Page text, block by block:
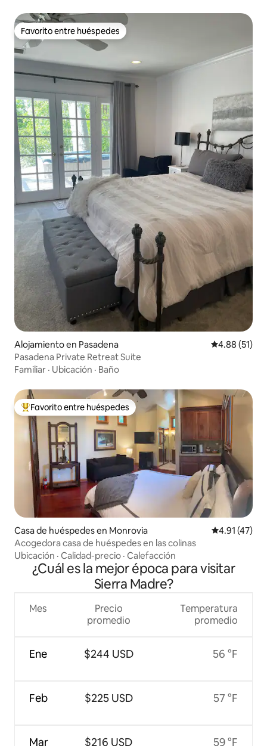
Favorito entre huéspedes
Favorito entre huéspedes
Alojamiento en Pasadena Calificación
4.88 (51)
Pasadena Private Retreat Suite
Familiar · Ubicación · Baño
Favorito entre huéspedes preferido
Favorito entre huéspedes
Casa de huéspedes en Monrovia Calificación
4.91 (47)
Acogedora casa de huéspedes en las colinas
Ubicación · Calidad-precio · Calefacción
¿Cuál es la mejor época para visitar
Sierra Madre?
Mes
Ene
Feb
Mar
Precio
promedio
$244 USD
$225 USD
$216 USD
Temperatura
promedio
56 °F
57 °F
59 °F